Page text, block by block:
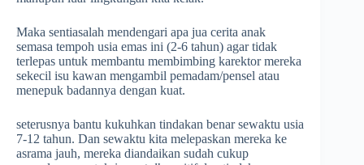
Maka sentiasalah mendengari apa jua cerita anak
semasa tempoh usia emas ini (2-6 tahun) agar tidak
terlepas untuk membantu membimbing karektor mereka
sekecil isu kawan mengambil pemadam/pensel atau
menepuk badannya dengan kuat.
seterusnya bantu kukuhkan tindakan benar sewaktu usia
7-12 tahun. Dan sewaktu kita melepaskan mereka ke
asrama jauh, mereka diandaikan sudah cukup